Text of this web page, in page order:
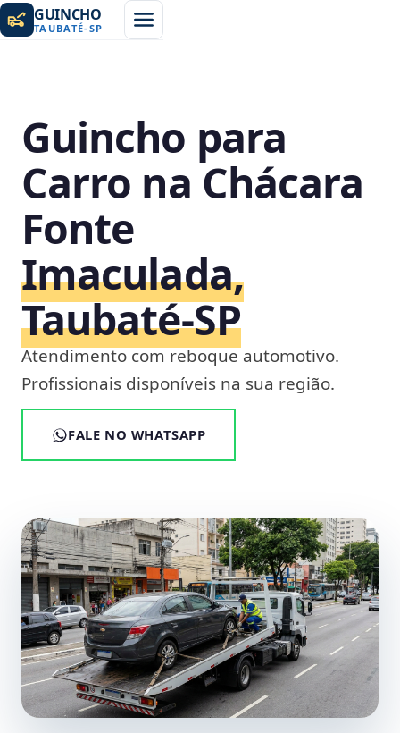
GUINCHO
TAUBATÉ-SP
Guincho para
Carro na Chácara
Fonte
Imaculada,
Taubaté‑SP
Atendimento com reboque automotivo.
Profissionais disponíveis na sua região.
FALE NO WHATSAPP